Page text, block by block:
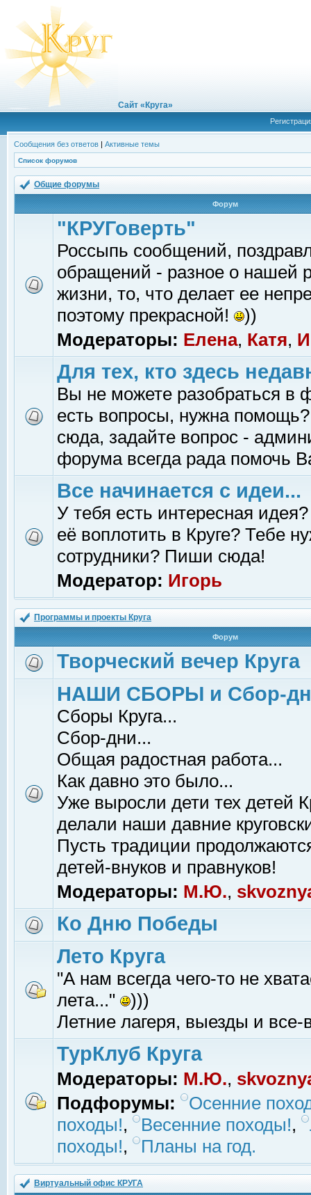
Сайт «Круга»
Сообщения без ответов | Активные темы
Список форумов
Общие форумы
Форум
"КРУГоверть"
Россыпь сообщений,
обращений - разное о нашей
жизни, то, что делает ее
поэтому прекрасной!
))
Модераторы: Елена, Катя,
Для тех, кто здесь
Вы не можете разобраться в
есть вопросы, нужна помощь?
сюда, задайте вопрос -
форума всегда рада помочь
Все начинается с идеи...
У тебя есть интересная
её воплотить в Круге? Тебе
сотрудники? Пиши сюда!
Модератор: Игорь
Программы и проекты Круга
Форум
Творческий вечер Круга
НАШИ СБОРЫ и Сбор-
Сборы Круга...
Сбор-дни...
Общая радостная работа...
Как давно это было...
Уже выросли дети тех детей
делали наши давние
Пусть традиции
детей-внуков и правнуков!
Модераторы: М.Ю.,
Ко Дню Победы
Лето Круга
"А нам всегда чего-то не
лета..."
)))
Летние лагеря, выезды и все-
ТурКлуб Круга
Модераторы: М.Ю.,
Подфорумы:
Осенние
походы!, Весенние походы!,
походы!, Планы на год.
Виртуальный офис КРУГА